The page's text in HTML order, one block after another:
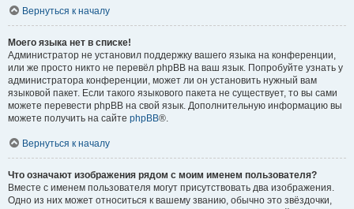
Вернуться к началу
Моего языка нет в списке!
Администратор не установил поддержку вашего языка на конференции,
или же просто никто не перевёл phpBB на ваш язык. Попробуйте узнать у
администратора конференции, может ли он установить нужный вам
языковой пакет. Если такого языкового пакета не существует, то вы сами
можете перевести phpBB на свой язык. Дополнительную информацию вы
можете получить на сайте phpBB®.
Вернуться к началу
Что означают изображения рядом с моим именем пользователя?
Вместе с именем пользователя могут присутствовать два изображения.
Одно из них может относиться к вашему званию, обычно это звёздочки,